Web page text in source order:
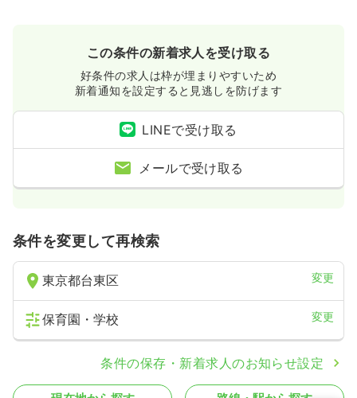
この条件の新着求人を受け取る
好条件の求人は枠が埋まりやすいため
新着通知を設定すると見逃しを防げます
LINEで受け取る
メールで受け取る
条件を変更して再検索
東京都台東区 変更
保育園・学校 変更
条件の保存・新着求人のお知らせ設定